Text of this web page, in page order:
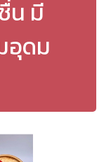
น มี
อุดม